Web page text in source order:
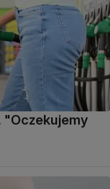
"Oczekujemy